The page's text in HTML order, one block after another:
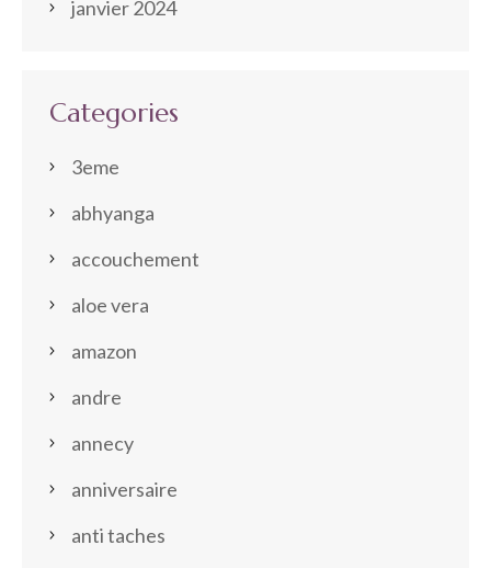
janvier 2024
Categories
3eme
abhyanga
accouchement
aloe vera
amazon
andre
annecy
anniversaire
anti taches